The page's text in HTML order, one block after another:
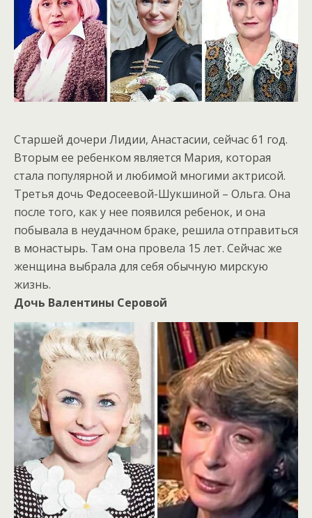
Старшей дочери Лидии, Анастасии, сейчас 61 год.
Вторым ее ребенком является Мария, которая
стала популярной и любимой многими актрисой.
Третья дочь Федосеевой-Шукшиной – Ольга. Она
после того, как у нее появился ребенок, и она
побывала в неудачном браке, решила отправиться
в монастырь. Там она провела 15 лет. Сейчас же
женщина выбрала для себя обычную мирскую
жизнь.
Дочь Валентины Серовой